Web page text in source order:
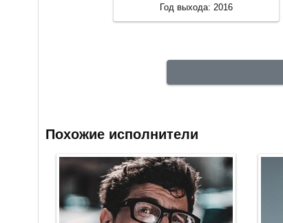
Год выхода: 2016
Похожие исполнители